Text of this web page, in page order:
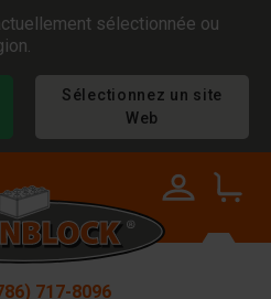
sélectionnée ou
Sélectionnez un site
Web
717-8096